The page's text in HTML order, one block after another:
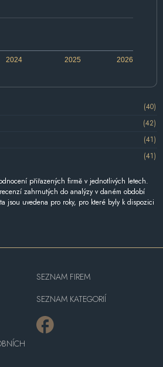
2024 2026
2025
(40)
(42)
(41)
(41)
přiřazených firmě v jednotlivých letech.
zahrnutých do analýzy v daném období
jsou uvedena pro roky, pro které byly k dispozici
SEZNAM FIREM
SEZNAM KATEGORIÍ